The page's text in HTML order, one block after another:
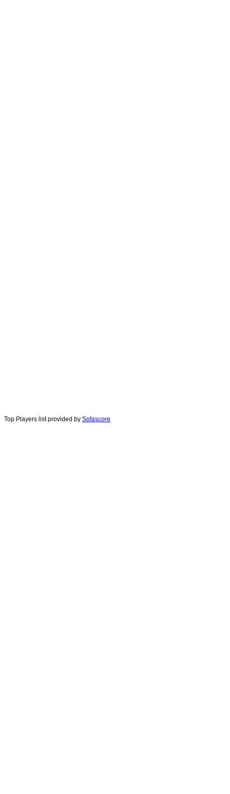
Top Players list provided by Sofascore